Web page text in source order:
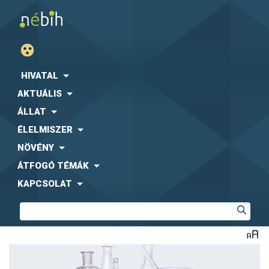
HIVATAL
AKTUÁLIS
ÁLLAT
ÉLELMISZER
NÖVÉNY
ÁTFOGÓ TÉMÁK
KAPCSOLAT